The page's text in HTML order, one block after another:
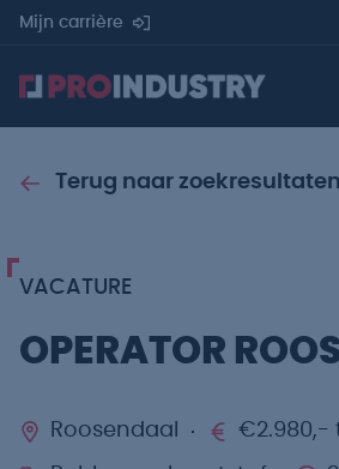
Mijn carrière
Terug naar zoekresultaten
VACATURE
OPERATOR
Roosendaal €2.980,-